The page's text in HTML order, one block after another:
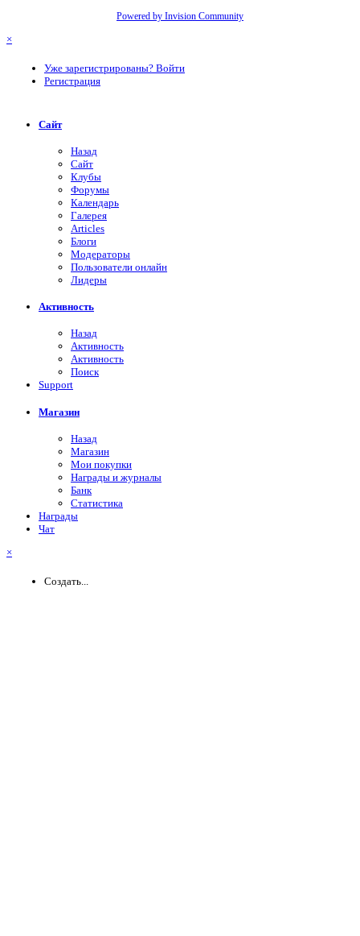
Powered by Invision Community
×
Уже зарегистрированы? Войти
Регистрация
Сайт
Назад
Сайт
Клубы
Форумы
Календарь
Галерея
Articles
Блоги
Модераторы
Пользователи онлайн
Лидеры
Активность
Назад
Активность
Активность
Поиск
Support
Магазин
Назад
Магазин
Мои покупки
Награды и журналы
Банк
Статистика
Награды
Чат
×
Создать...